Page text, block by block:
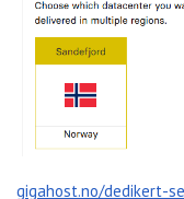
gigahost.no/dedikert-